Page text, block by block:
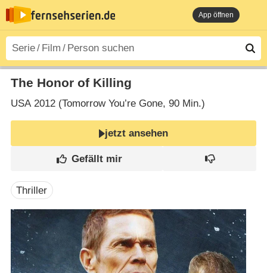
App öffnen
The Honor of Killing
USA2012 (Tomorrow You’re Gone‎, 90 Min.)
jetzt ansehen
Thriller